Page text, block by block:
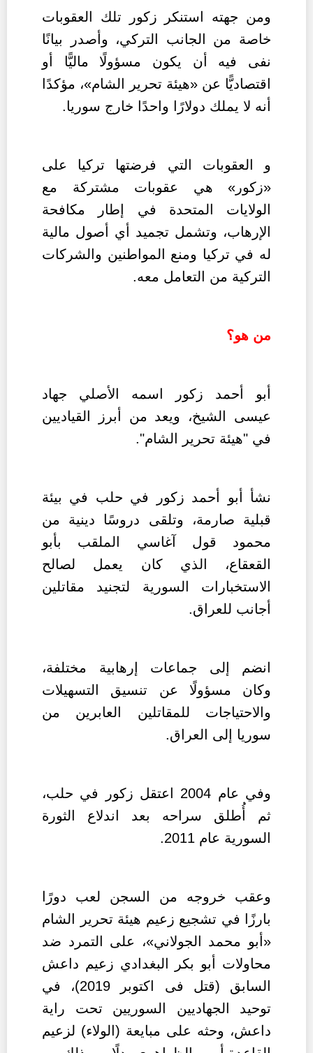
ومن جهته استنكر زكور تلك العقوبات
خاصة من الجانب التركي، وأصدر بيانًا
نفى فيه أن يكون مسؤولًا ماليًّا أو
اقتصاديًّا عن «هيئة تحرير الشام»، مؤكدًا
أنه لا يملك دولارًا واحدًا خارج سوريا.
و العقوبات التي فرضتها تركيا على
«زكور» هي عقوبات مشتركة مع
الولايات المتحدة في إطار مكافحة
الإرهاب، وتشمل تجميد أي أصول مالية
له في تركيا ومنع المواطنين والشركات
التركية من التعامل معه.
من هو؟
أبو أحمد زكور اسمه الأصلي جهاد
عيسى الشيخ، ويعد من أبرز القياديين
في "هيئة تحرير الشام".
نشأ أبو أحمد زكور في حلب في بيئة
قبلية صارمة، وتلقى دروسًا دينية من
محمود قول آغاسي الملقب بأبو
القعقاع، الذي كان يعمل لصالح
الاستخبارات السورية لتجنيد مقاتلين
أجانب للعراق.
انضم إلى جماعات إرهابية مختلفة،
وكان مسؤولًا عن تنسيق التسهيلات
والاحتياجات للمقاتلين العابرين من
سوريا إلى العراق.
وفي عام 2004 اعتقل زكور في حلب،
ثم أُطلق سراحه بعد اندلاع الثورة
السورية عام 2011.
وعقب خروجه من السجن لعب دورًا
بارزًا في تشجيع زعيم هيئة تحرير الشام
«أبو محمد الجولاني»، على التمرد ضد
محاولات أبو بكر البغدادي زعيم داعش
السابق (قتل فى اكتوبر 2019)، في
توحيد الجهاديين السوريين تحت راية
داعش، وحثه على مبايعة (الولاء) لزعيم